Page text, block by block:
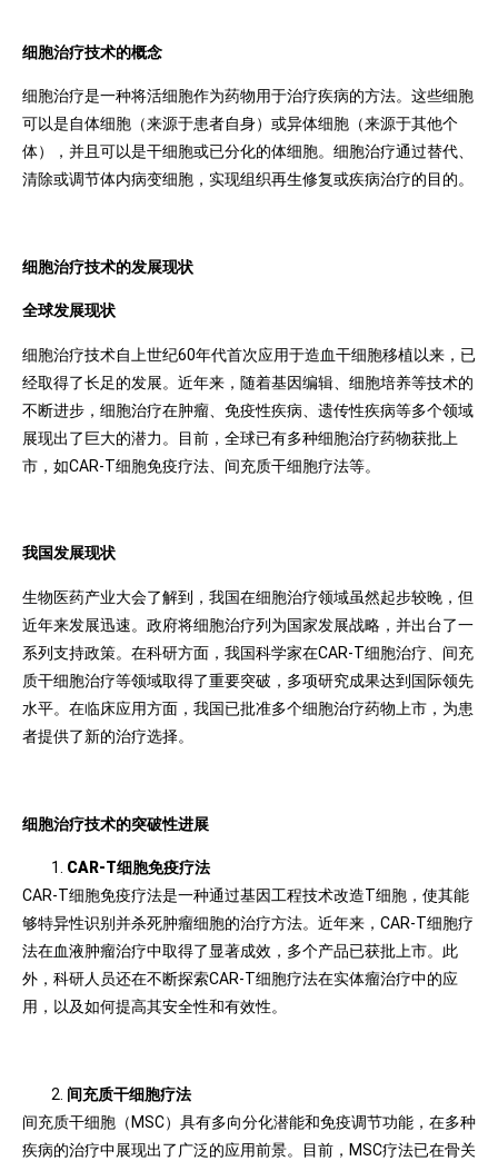
细胞治疗技术的概念
细胞治疗是一种将活细胞作为药物用于治疗疾病的方法。这些细胞
可以是自体细胞（来源于患者自身）或异体细胞（来源于其他个
体），并且可以是干细胞或已分化的体细胞。细胞治疗通过替代、
清除或调节体内病变细胞，实现组织再生修复或疾病治疗的目的。
细胞治疗技术的发展现状
全球发展现状
细胞治疗技术自上世纪60年代首次应用于造血干细胞移植以来，已
经取得了长足的发展。近年来，随着基因编辑、细胞培养等技术的
不断进步，细胞治疗在肿瘤、免疫性疾病、遗传性疾病等多个领域
展现出了巨大的潜力。目前，全球已有多种细胞治疗药物获批上
市，如CAR-T细胞免疫疗法、间充质干细胞疗法等。
我国发展现状
生物医药产业大会了解到，我国在细胞治疗领域虽然起步较晚，但
近年来发展迅速。政府将细胞治疗列为国家发展战略，并出台了一
系列支持政策。在科研方面，我国科学家在CAR-T细胞治疗、间充
质干细胞治疗等领域取得了重要突破，多项研究成果达到国际领先
水平。在临床应用方面，我国已批准多个细胞治疗药物上市，为患
者提供了新的治疗选择。
细胞治疗技术的突破性进展
CAR-T细胞免疫疗法
CAR-T细胞免疫疗法是一种通过基因工程技术改造T细胞，使其能
够特异性识别并杀死肿瘤细胞的治疗方法。近年来，CAR-T细胞疗
法在血液肿瘤治疗中取得了显著成效，多个产品已获批上市。此
外，科研人员还在不断探索CAR-T细胞疗法在实体瘤治疗中的应
用，以及如何提高其安全性和有效性。
间充质干细胞疗法
间充质干细胞（MSC）具有多向分化潜能和免疫调节功能，在多种
疾病的治疗中展现出了广泛的应用前景。目前，MSC疗法已在骨关